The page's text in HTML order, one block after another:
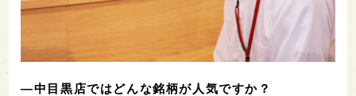
―中目黒店ではどんな銘柄が人気ですか？